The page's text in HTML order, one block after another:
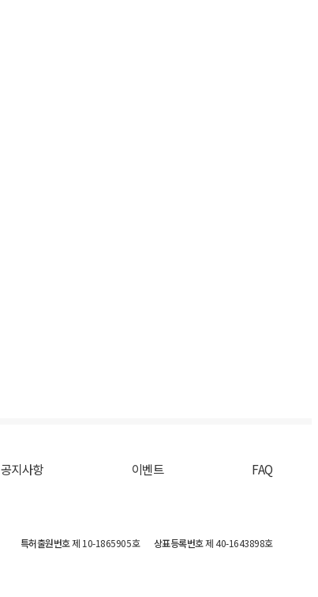
공지사항 이벤트 FAQ
특허출원번호제 10-1865905호 상표등록번호제 40-1643898호